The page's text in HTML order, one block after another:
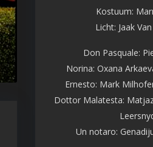
Kostuum:
Licht: Jaak
Don Pasquale:
Norina: Oxana
Ernesto: Mark
Dottor Malatesta:
Un notaro: